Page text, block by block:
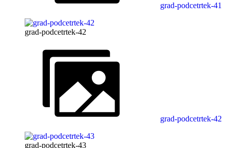
grad-podcetrtek-41
grad-podcetrtek-42
grad-podcetrtek-42
grad-podcetrtek-43